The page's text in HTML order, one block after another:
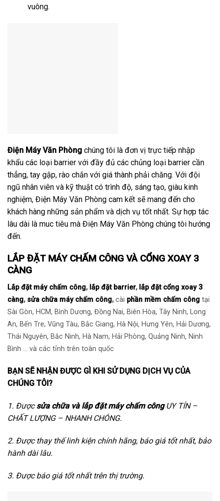
vuông.
Điện Máy Văn Phòng chúng tôi là đơn vị trực tiếp nhập
khẩu các loại barrier với đầy đủ các chủng loại barrier cần
thẳng, tay gập, rào chắn với giá thành phải chăng. Với đội
ngũ nhân viên và kỹ thuật có trình độ, sáng tạo, giàu kinh
nghiệm, Điện Máy Văn Phòng cam kết sẽ mang đến cho
khách hàng những sản phẩm và dịch vụ tốt nhất. Sự hợp tác
lâu dài là muc tiêu mà Điện Máy Văn Phòng chúng tôi hướng
đến.
LẮP ĐẶT MÁY CHẤM CÔNG VÀ CỔNG XOAY 3
CÀNG
Lắp đặt máy chấm công, lắp đặt barrier, lắp đặt cổng xoay 3
càng, sửa chữa máy chấm công,cài phần mềm chấm công tại
Sài Gòn, HCM, Bình Dương, Đồng Nai, Biên Hòa, Tây Ninh, Long
An, Bến Tre, Vũng Tàu, Bắc Giang, Hà Nội, Hưng Yên, Hải Dương,
Thái Nguyên, Bắc Ninh, Hà Nam, Hải Phòng, Quảng Ninh, Ninh
Bình … và các tỉnh trên toàn quốc
BẠN SẼ NHẬN ĐƯỢC GÌ KHI SỬ DỤNG DỊCH VỤ CỦA
CHÚNG TÔI?
1. Đượcsửa chữa và lắp đặt máy chấm côngUY TÍN –
CHẤT LƯỢNG – NHANH CHÓNG.
2. Được thay thế linh kiện chính hãng, báo giá tốt nhất, bảo
hành dài lâu.
3. Được báo giá tốt nhất trên thị trường.